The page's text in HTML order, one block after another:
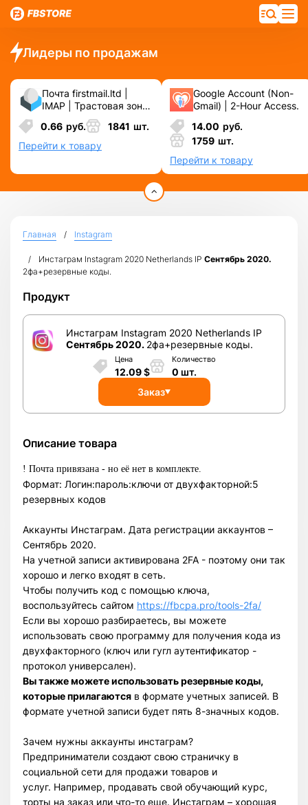
Лидеры по продажам
Почта firstmail.ltd |
IMAP | Трастовая зона
.COM ❗️ Новые, Чистые
❗️ С реальными
логинами | ☑️
Специально для ФБ/
0.66 руб. 1841 шт.
Перейти к товару
Google Account (Non-
Gmail) | 2-Hour Access.
14.00 руб.
1759 шт.
Перейти к товару
Главная Instagram
Инстаграм Instagram 2020 Netherlands IP Сентябрь 2020.
2фа+резервные коды.
Продукт
Инстаграм Instagram 2020 Netherlands IP
Сентябрь 2020. 2фа+резервные коды.
Цена
12.09 $
Количество
0 шт.
Заказ
Описание товара
! Почта привязана - но её нет в комплекте.
Формат: Логин:пароль:ключи от двухфакторной:5
резервных кодов
Аккаунты Инстаграм. Дата регистрации аккаунтов –
Сентябрь 2020.
На учетной записи активирована 2FA - поэтому они так
хорошо и легко входят в сеть.
Чтобы получить код с помощью ключа,
воспользуйтесь сайтом https://fbcpa.pro/tools-2fa/
Если вы хорошо разбираетесь, вы можете
использовать свою программу для получения кода из
двухфакторного (ключ или гугл аутентификатор -
протокол универсален).
Вы также можете использовать резервные коды,
которые прилагаются в формате учетных записей. В
формате учетной записи будет пять 8-значных кодов.
Зачем нужны аккаунты инстаграм?
Предприниматели создают свою страничку в
социальной сети для продажи товаров и
услуг. Например, продавать свой обучающий курс,
торты на заказ или что-то еще. Инстаграм – хорошая